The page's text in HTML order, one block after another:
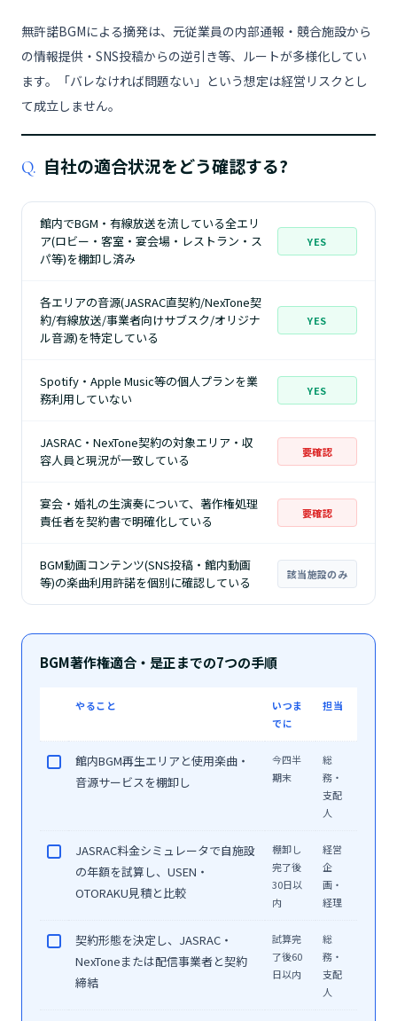
無許諾BGMによる摘発は、元従業員の内部通報・競合施設から
の情報提供・SNS投稿からの逆引き等、ルートが多様化してい
ます。「バレなければ問題ない」という想定は経営リスクとし
て成立しません。
Q. 自社の適合状況をどう確認する?
館内でBGM・有線放送を流している全エリ
ア(ロビー・客室・宴会場・レストラン・ス
パ等)を棚卸し済み
YES
各エリアの音源(JASRAC直契約/NexTone契
約/有線放送/事業者向けサブスク/オリジナ
ル音源)を特定している
YES
Spotify・Apple Music等の個人プランを業
務利用していない
YES
JASRAC・NexTone契約の対象エリア・収
容人員と現況が一致している
要確認
宴会・婚礼の生演奏について、著作権処理
責任者を契約書で明確化している
要確認
BGM動画コンテンツ(SNS投稿・館内動画
等)の楽曲利用許諾を個別に確認している
該当施設のみ
BGM著作権適合・是正までの7つの手順
やること
いつま
でに
担当
館内BGM再生エリアと使用楽曲・
音源サービスを棚卸し
今四半
期末
総
務・
支配
人
JASRAC料金シミュレータで自施設
の年額を試算し、USEN・
OTORAKU見積と比較
棚卸し
完了後
30日以
内
経営
企
画・
経理
契約形態を決定し、JASRAC・
NexToneまたは配信事業者と契約
締結
試算完
了後60
日以内
総
務・
支配
人